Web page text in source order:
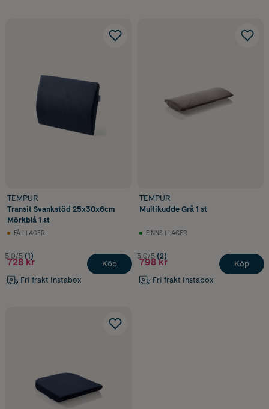
TEMPUR
Transit Svankstöd 25x30x6cm
Mörkblå 1 st
FÅ I LAGER
5.0/5 (1)
728 kr
Fri frakt Instabox
Köp
TEMPUR
Multikudde Grå 1 st
FINNS I LAGER
3.0/5 (2)
798 kr
Fri frakt Instabox
Köp